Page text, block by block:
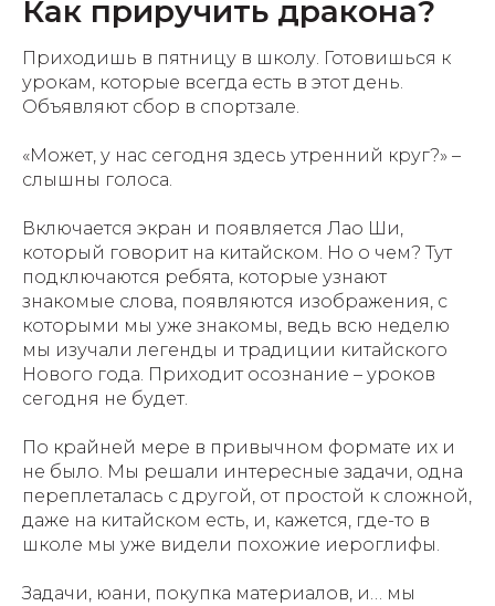
Как приручить дракона?
Приходишь в пятницу в школу. Готовишься к
урокам, которые всегда есть в этот день.
Объявляют сбор в спортзале.
«Может, у нас сегодня здесь утренний круг?» –
слышны голоса.
Включается экран и появляется Лао Ши,
который говорит на китайском. Но о чем? Тут
подключаются ребята, которые узнают
знакомые слова, появляются изображения, с
которыми мы уже знакомы, ведь всю неделю
мы изучали легенды и традиции китайского
Нового года. Приходит осознание – уроков
сегодня не будет.
По крайней мере в привычном формате их и
не было. Мы решали интересные задачи, одна
переплеталась с другой, от простой к сложной,
даже на китайском есть, и, кажется, где-то в
школе мы уже видели похожие иероглифы.
Задачи, юани, покупка материалов, и… мы